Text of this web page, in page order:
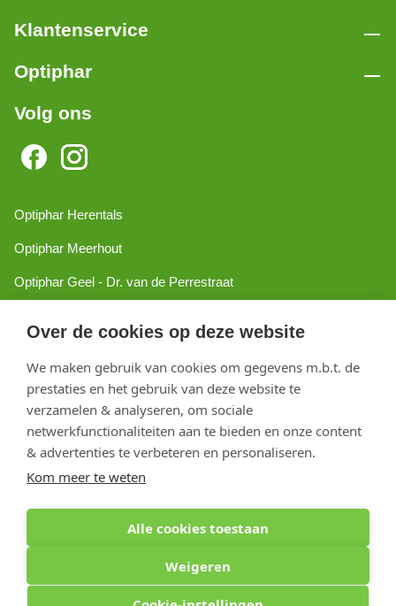
Over de cookies op deze website
We maken gebruik van cookies om gegevens m.b.t. de
prestaties en het gebruik van deze website te
verzamelen & analyseren, om sociale
netwerkfunctionaliteiten aan te bieden en onze content
& advertenties te verbeteren en personaliseren.
Kom meer te weten
Alle cookies toestaan
Weigeren
Klantenservice
Optiphar
Volg ons
Optiphar Herentals
Optiphar Meerhout
Optiphar Geel - Dr. van de Perrestraat
Optiphar Mol
Copyright 2026 optiphar.com. Alle rechten voorbehouden